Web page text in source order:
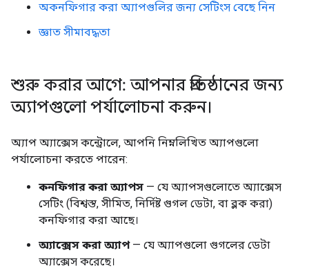
অকনফিগার করা অ্যাপগুলির জন্য সেটিংস বেছে নিন
জ্ঞাত সীমাবদ্ধতা
শুরু করার আগে: আপনার প্রতিষ্ঠানের জন্য
অ্যাপগুলো পর্যালোচনা করুন।
অ্যাপ অ্যাক্সেস কন্ট্রোলে, আপনি নিম্নলিখিত অ্যাপগুলো
পর্যালোচনা করতে পারেন:
কনফিগার করা অ্যাপস — যে অ্যাপসগুলোতে অ্যাক্সেস
সেটিং (বিশ্বস্ত, সীমিত, নির্দিষ্ট গুগল ডেটা, বা ব্লক করা)
কনফিগার করা আছে।
অ্যাক্সেস করা অ্যাপ— যে অ্যাপগুলো গুগলের ডেটা
অ্যাক্সেস করেছে।